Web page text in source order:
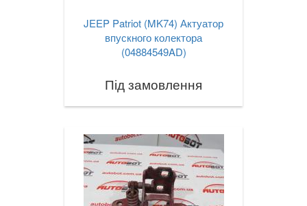
JEEP Patriot (MK74) Актуатор
впускного колектора
(04884549AD)
Під замовлення